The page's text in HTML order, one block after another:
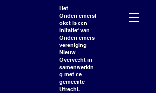
Het
Ondernemersl
oket is een
initatief van
Ondernemers
vereniging
Nieuw
Overvecht in
samenwerkin
g met de
gemeente
Utrecht.